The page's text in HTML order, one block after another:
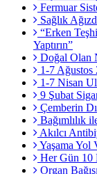
Fermuar
Sağlık
“Erken
Yaptırın”
Doğal Olan
1-7 Ağustos
1-7 Nisan
9 Şubat
Çemberin
Bağımlılık
Akılcı
Yaşama Yol
Her Gün 10
Organ